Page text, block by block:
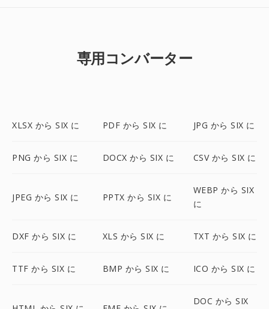
専用コンバーター
XLSX から SIX に PDF から SIX に JPG から SIX に
PNG から SIX に DOCX から SIX に CSV から SIX に
JPEG から SIX に PPTX から SIX に
WEBP から SIX
に
DXF から SIX に XLS から SIX に TXT から SIX に
TTF から SIX に BMP から SIX に ICO から SIX に
DOC から SIX